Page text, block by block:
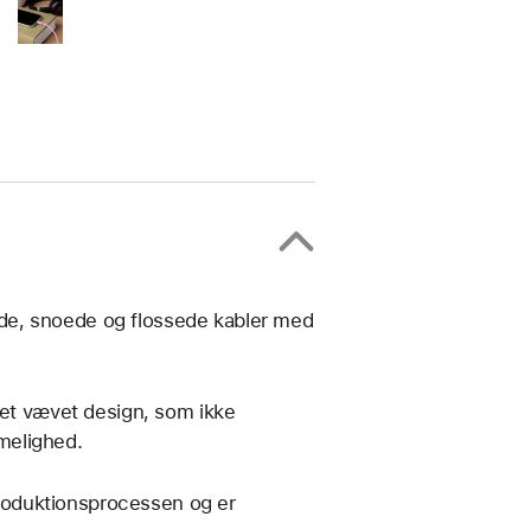
snoede og flossede kabler med
vævet design, som ikke
og er